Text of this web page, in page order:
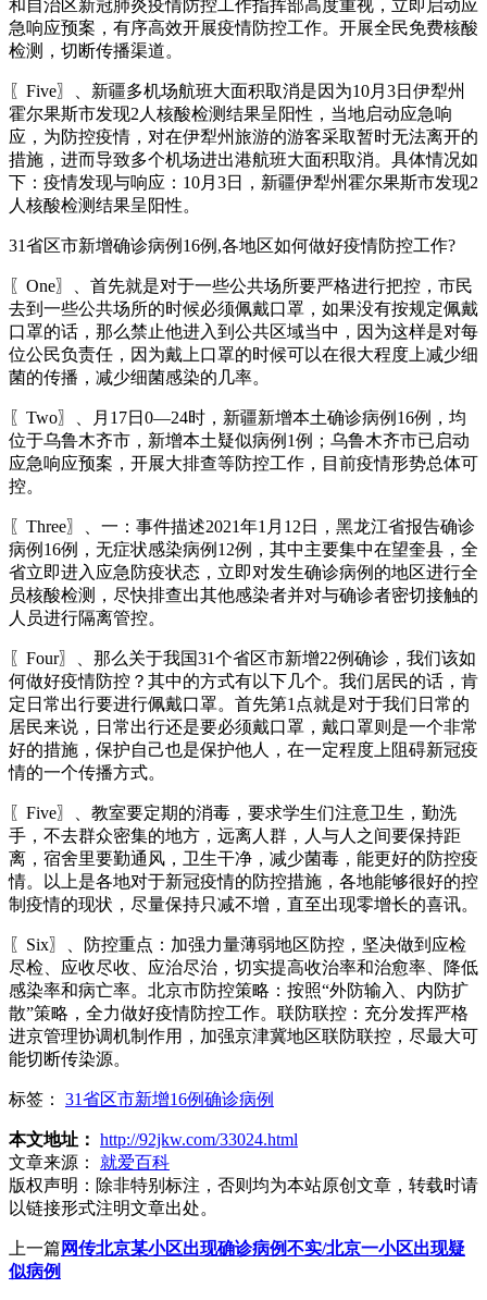
和自治区新冠肺炎疫情防控工作指挥部高度重视，立即启动应
急响应预案，有序高效开展疫情防控工作。开展全民免费核酸
检测，切断传播渠道。
〖Five〗、新疆多机场航班大面积取消是因为10月3日伊犁州
霍尔果斯市发现2人核酸检测结果呈阳性，当地启动应急响
应，为防控疫情，对在伊犁州旅游的游客采取暂时无法离开的
措施，进而导致多个机场进出港航班大面积取消。具体情况如
下：疫情发现与响应：10月3日，新疆伊犁州霍尔果斯市发现2
人核酸检测结果呈阳性。
31省区市新增确诊病例16例,各地区如何做好疫情防控工作?
〖One〗、首先就是对于一些公共场所要严格进行把控，市民
去到一些公共场所的时候必须佩戴口罩，如果没有按规定佩戴
口罩的话，那么禁止他进入到公共区域当中，因为这样是对每
位公民负责任，因为戴上口罩的时候可以在很大程度上减少细
菌的传播，减少细菌感染的几率。
〖Two〗、月17日0—24时，新疆新增本土确诊病例16例，均
位于乌鲁木齐市，新增本土疑似病例1例；乌鲁木齐市已启动
应急响应预案，开展大排查等防控工作，目前疫情形势总体可
控。
〖Three〗、一：事件描述2021年1月12日，黑龙江省报告确诊
病例16例，无症状感染病例12例，其中主要集中在望奎县，全
省立即进入应急防疫状态，立即对发生确诊病例的地区进行全
员核酸检测，尽快排查出其他感染者并对与确诊者密切接触的
人员进行隔离管控。
〖Four〗、那么关于我国31个省区市新增22例确诊，我们该如
何做好疫情防控？其中的方式有以下几个。我们居民的话，肯
定日常出行要进行佩戴口罩。首先第1点就是对于我们日常的
居民来说，日常出行还是要必须戴口罩，戴口罩则是一个非常
好的措施，保护自己也是保护他人，在一定程度上阻碍新冠疫
情的一个传播方式。
〖Five〗、教室要定期的消毒，要求学生们注意卫生，勤洗
手，不去群众密集的地方，远离人群，人与人之间要保持距
离，宿舍里要勤通风，卫生干净，减少菌毒，能更好的防控疫
情。以上是各地对于新冠疫情的防控措施，各地能够很好的控
制疫情的现状，尽量保持只减不增，直至出现零增长的喜讯。
〖Six〗、防控重点：加强力量薄弱地区防控，坚决做到应检
尽检、应收尽收、应治尽治，切实提高收治率和治愈率、降低
感染率和病亡率。北京市防控策略：按照“外防输入、内防扩
散”策略，全力做好疫情防控工作。联防联控：充分发挥严格
进京管理协调机制作用，加强京津冀地区联防联控，尽最大可
能切断传染源。
标签： 31省区市新增16例确诊病例
本文地址： http://92jkw.com/33024.html
文章来源：
就爱百科
版权声明： 除非特别标注，否则均为本站原创文章，转载时请
以链接形式注明文章出处。
上一篇 网传北京某小区出现确诊病例不实/北京一小区出现疑
似病例